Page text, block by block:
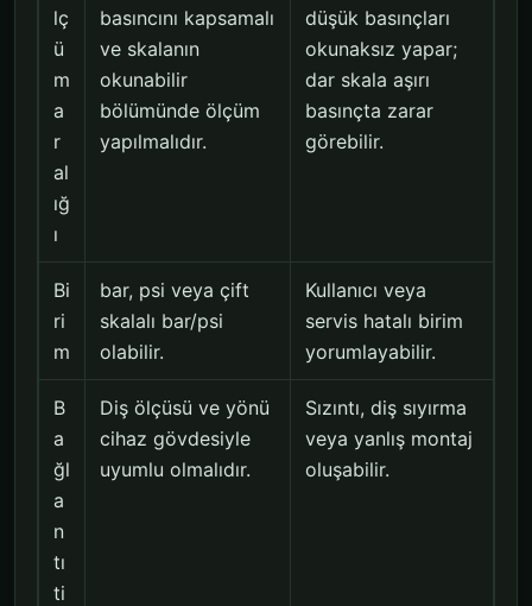
lç
ü
m
a
r
al
ığ
ı
basıncını kapsamalı
ve skalanın
okunabilir
bölümünde ölçüm
yapılmalıdır.
düşük basınçları
okunaksız yapar;
dar skala aşırı
basınçta zarar
görebilir.
Bi
ri
m
bar, psi veya çift
skalalı bar/psi
olabilir.
Kullanıcı veya
servis hatalı birim
yorumlayabilir.
B
a
ğl
a
n
tı
ti
Diş ölçüsü ve yönü
cihaz gövdesiyle
uyumlu olmalıdır.
Sızıntı, diş sıyırma
veya yanlış montaj
oluşabilir.